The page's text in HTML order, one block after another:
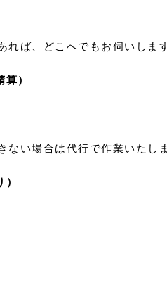
れば、どこへでもお伺いしま
）
ない場合は代行で作業いたし